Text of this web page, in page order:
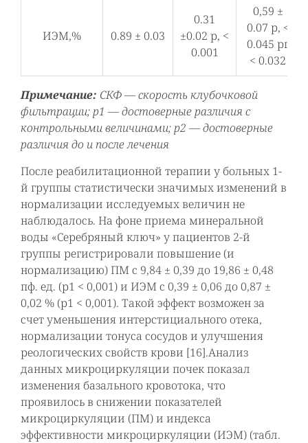
ИЭМ,% 0.89 ± 0.03
0.31
±0.02 р, <
0.001
0,59 ±
0.07 р, <
0.045 рг
< 0.032
Примечание: СКФ — скорость клубочковой
фильтрации; р1 — достоверные различия с
контрольными величинами; р2 — достоверные
различия до и после лечения
После реабилитационной терапии у больных 1-
й группы статистически значимых изменений в
нормализации исследуемых величин не
наблюдалось. На фоне приема минеральной
воды «Серебряный ключ» у пациентов 2-й
группы регистрировали повышение (и
нормализацию) ПМ с 9,84 ± 0,39 до 19,86 ± 0,48
пф. ед. (р1 < 0,001) и ИЭМ с 0,39 ± 0,06 до 0,87 ±
0,02 % (р1 < 0,001). Такой эффект возможен за
счет уменьшения интерстициального отека,
нормализации тонуса сосудов и улучшения
реологических свойств крови [16].Анализ
данных микроциркуляции почек показал
изменения базального кровотока, что
проявилось в снижении показателей
микроциркуляции (ПМ) и индекса
эффективности микроциркуляции (ИЭМ) (табл.